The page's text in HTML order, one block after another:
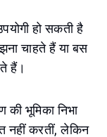
हो सकती है
चाहते हैं या बस
हैं।
भूमिका निभा
नहीं करतीं, लेकिन